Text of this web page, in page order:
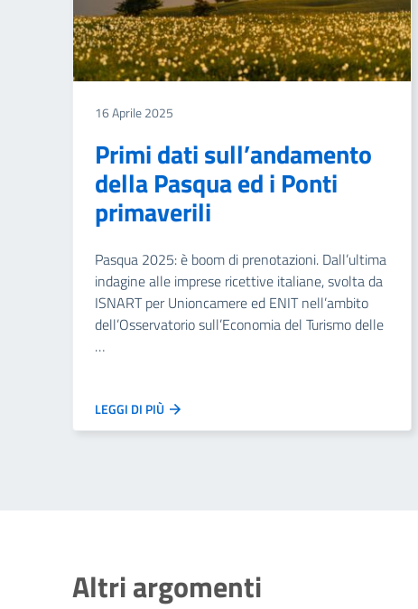
16 Aprile 2025
Primi dati sull’andamento
della Pasqua ed i Ponti
primaverili
Pasqua 2025: è boom di prenotazioni. Dall’ultima
indagine alle imprese ricettive italiane, svolta da
ISNART per Unioncamere ed ENIT nell’ambito
dell’Osservatorio sull’Economia del Turismo delle
…
LEGGI DI PIÙ
Altri argomenti